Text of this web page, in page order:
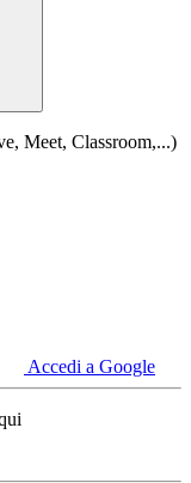
Meet, Classroom,...)
Accedi a Google